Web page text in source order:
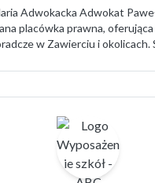
Adwokacka Adwokat
placówka prawna,
w Zawierciu i okolicach.